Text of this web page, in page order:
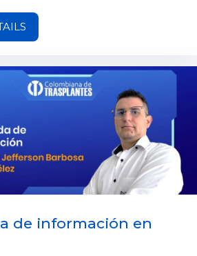
y carpetas, usar
sin conexión, gestionar los
describe la búsqueda en la
documentos a una
y creación de sitios en
de información en